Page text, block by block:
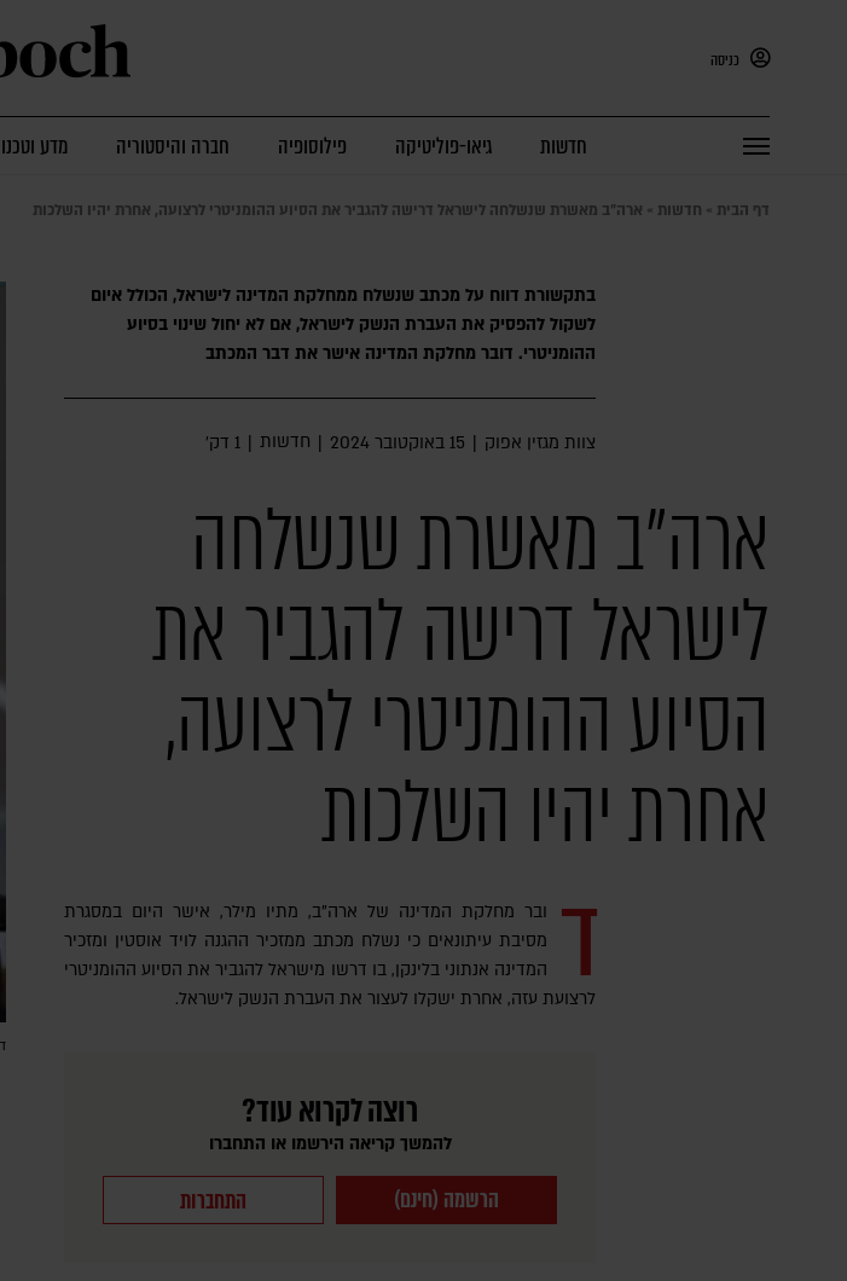
כניסה
חדשות גיאו-פוליטיקה פילוסופיה חברה והיסטוריה מדע
דף הבית » חדשות » ארה"ב מאשרת שנשלחה לישראל דרישה להגביר את הסיוע ההומניטרי לרצועה, אחרת יהיו השלכות
בתקשורת דווח על מכתב שנשלח ממחלקת המדינה לישראל, הכולל איום
לשקול להפסיק את העברת הנשק לישראל, אם לא יחול שינוי בסיוע
ההומניטרי. דובר מחלקת המדינה אישר את דבר המכתב
צוות מגזין אפוק | 15 באוקטובר 2024 | חדשות | 1 דק׳
ארה"ב מאשרת שנשלחה
לישראל דרישה להגביר את
הסיוע ההומניטרי לרצועה,
אחרת יהיו השלכות
ד
ובר מחלקת המדינה של ארה''ב, מתיו מילר, אישר היום במסגרת
מסיבת עיתונאים כי נשלח מכתב ממזכיר ההגנה לויד אוסטין ומזכיר
המדינה אנתוני בלינקן, בו דרשו מישראל להגביר את הסיוע ההומניטרי
לרצועת עזה, אחרת ישקלו לעצור את העברת הנשק לישראל.
רוצה לקרוא עוד?
להמשך קריאה הירשמו או התחברו
הרשמה (חינם) התחברות